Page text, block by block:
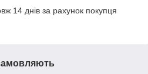
14 днів за рахунок покупця